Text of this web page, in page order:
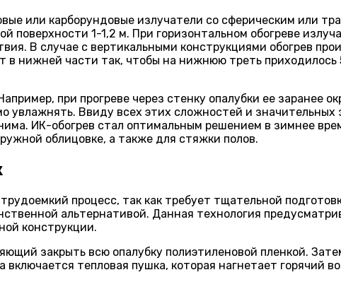
или карборундовые излучатели со сферическим или
поверхности 1-1,2 м. При горизонтальном обогреве
В случае с вертикальными конструкциями обогрев
нижней части так, чтобы на нижнюю треть приходилось
при прогреве через стенку опалубки ее заранее
увлажнять. Ввиду всех этих сложностей и
ИК-обогрев стал оптимальным решением в зимнее
облицовке, а также для стяжки полов.
процесс, так как требует тщательной
альтернативой. Данная технология
конструкции.
закрыть всю опалубку полиэтиленовой пленкой.
тепловая пушка, которая нагнетает горячий